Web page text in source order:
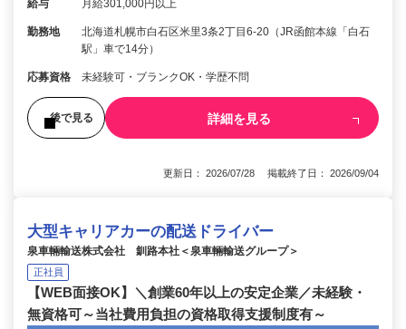
給与 月給301,000円以上
勤務地
北海道札幌市白石区米里3条2丁目6-20（JR函館本線「白石
駅」車で14分）
応募資格 未経験可・ブランクOK・学歴不問
後で見る 詳細を見る
更新日： 2026/07/28 掲載終了日： 2026/09/04
大型キャリアカーの配送ドライバー
泉車輛輸送株式会社 釧路本社＜泉車輛輸送グループ＞
正社員
【WEB面接OK】＼創業60年以上の安定企業／未経験・
無資格可～当社費用負担の資格取得支援制度有～